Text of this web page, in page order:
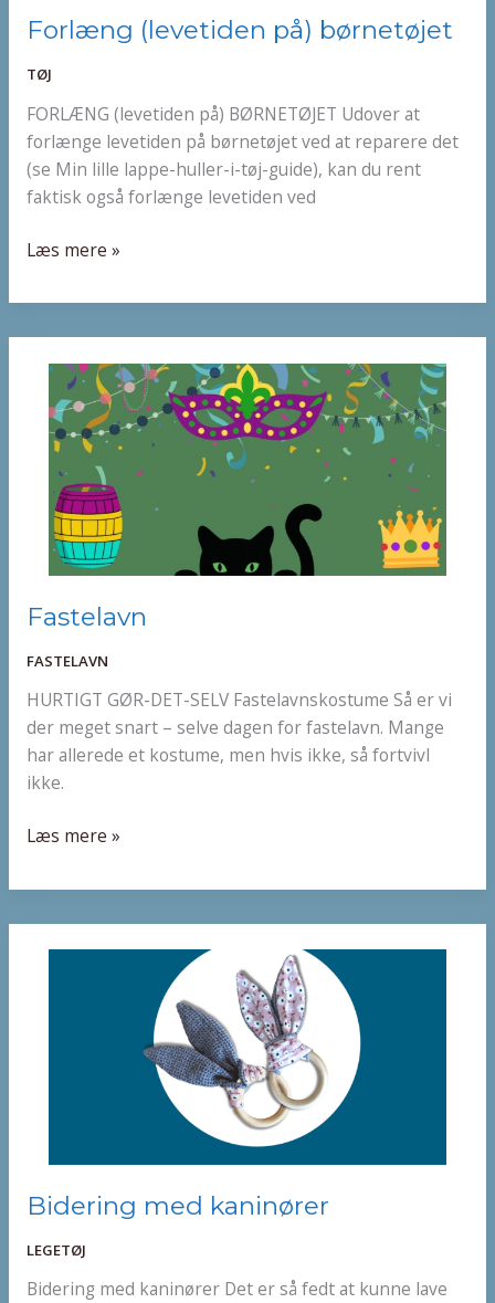
Forlæng (levetiden på) børnetøjet
TØJ
FORLÆNG (levetiden på) BØRNETØJET Udover at
forlænge levetiden på børnetøjet ved at reparere det
(se Min lille lappe-huller-i-tøj-guide), kan du rent
faktisk også forlænge levetiden ved
Forlæng
på)
børnetøjet
Læs mere »
Fastelavn
FASTELAVN
HURTIGT GØR-DET-SELV Fastelavnskostume Så er vi
der meget snart – selve dagen for fastelavn. Mange
har allerede et kostume, men hvis ikke, så fortvivl
ikke.
Fastelavn
Læs mere »
Bidering med kaninører
LEGETØJ
Bidering med kaninører Det er så fedt at kunne lave
Bidering
kaninører